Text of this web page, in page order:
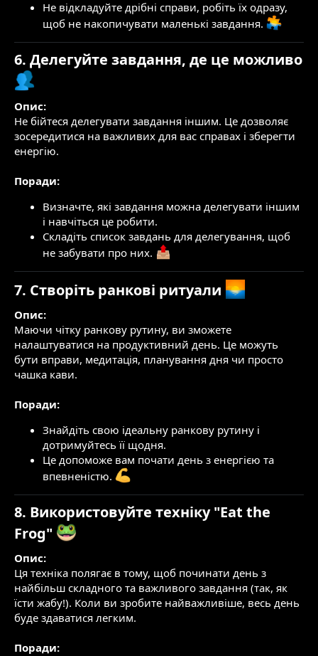
Не відкладуйте дрібні справи, робіть їх одразу,
щоб не накопичувати маленькі завдання.
6. Делегуйте завдання, де це можливо
Опис:
Не бійтеся делегувати завдання іншим. Це дозволяє
зосередитися на важливих для вас справах і зберегти
енергію.
Поради:
Визначте, які завдання можна делегувати іншим
і навчіться це робити.
Складіть список завдань для делегування, щоб
не забувати про них.
7. Створіть ранкові ритуали
Опис:
Маючи чітку ранкову рутину, ви зможете
налаштуватися на продуктивний день. Це можуть
бути вправи, медитація, планування дня чи просто
чашка кави.
Поради:
Знайдіть свою ідеальну ранкову рутину і
дотримуйтесь її щодня.
Це допоможе вам почати день з енергією та
впевненістю.
8. Використовуйте техніку "Eat the
Frog"
Опис:
Ця техніка полягає в тому, щоб починати день з
найбільш складного та важливого завдання (так, як
їсти жабу!). Коли ви зробите найважливіше, весь день
буде здаватися легким.
Поради: